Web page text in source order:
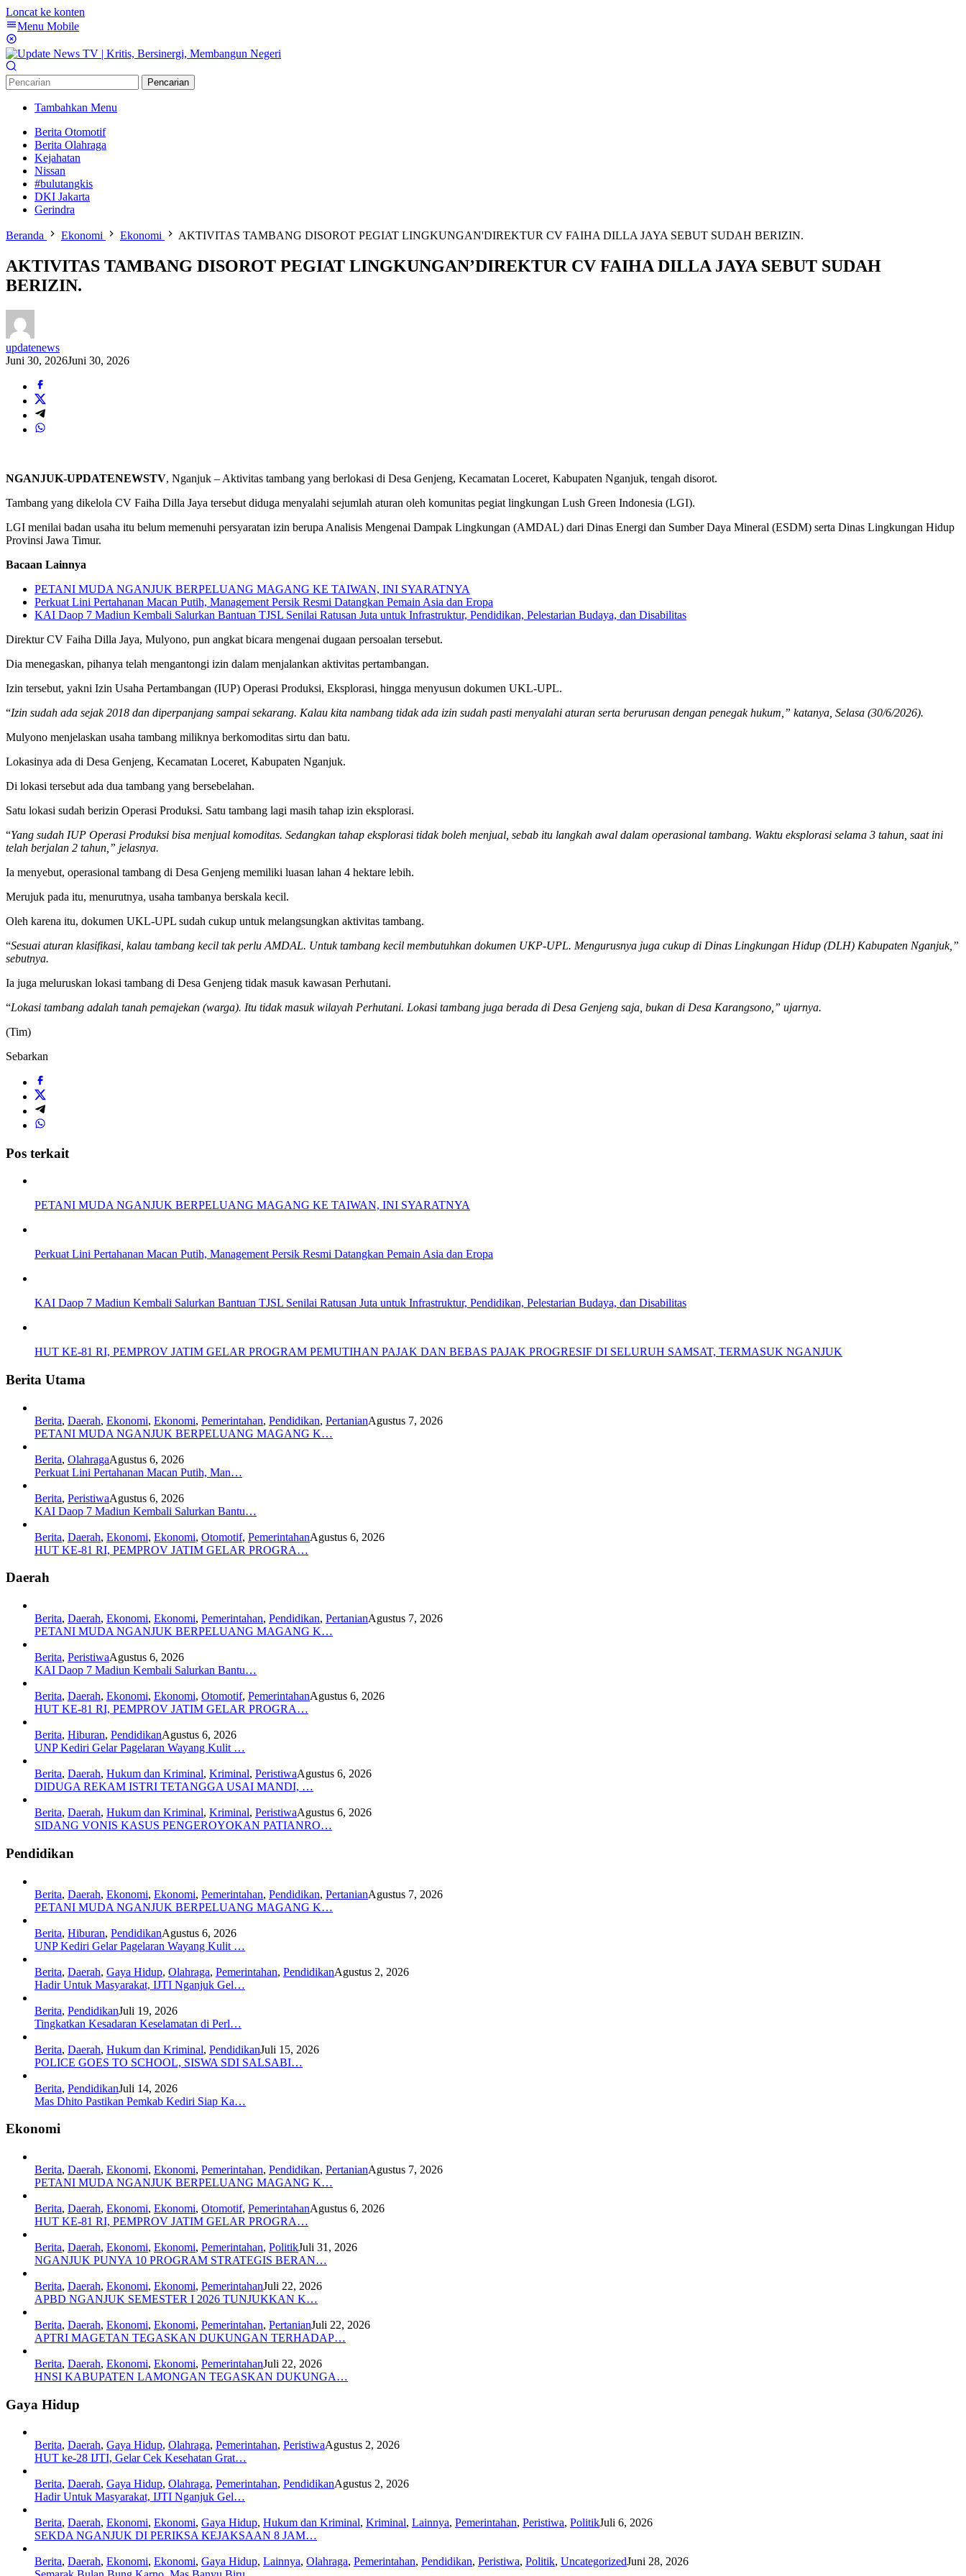
Loncat ke konten
Menu Mobile
Pencarian
Tambahkan Menu
Berita Otomotif
Berita Olahraga
Kejahatan
Nissan
#bulutangkis
DKI Jakarta
Gerindra
Beranda Ekonomi Ekonomi AKTIVITAS TAMBANG DISOROT PEGIAT LINGKUNGAN'DIREKTUR CV FAIHA DILLA JAYA SEBUT SUDAH BERIZIN.
AKTIVITAS TAMBANG DISOROT PEGIAT LINGKUNGAN’DIREKTUR CV FAIHA DILLA JAYA SEBUT SUDAH
BERIZIN.
updatenews
Juni 30, 2026Juni 30, 2026
NGANJUK-UPDATENEWSTV, Nganjuk – Aktivitas tambang yang berlokasi di Desa Genjeng, Kecamatan Loceret, Kabupaten Nganjuk, tengah disorot.
Tambang yang dikelola CV Faiha Dilla Jaya tersebut diduga menyalahi sejumlah aturan oleh komunitas pegiat lingkungan Lush Green Indonesia (LGI).
LGI menilai badan usaha itu belum memenuhi persyaratan izin berupa Analisis Mengenai Dampak Lingkungan (AMDAL) dari Dinas Energi dan Sumber Daya Mineral (ESDM) serta Dinas Lingkungan Hidup
Provinsi Jawa Timur.
Bacaan Lainnya
PETANI MUDA NGANJUK BERPELUANG MAGANG KE TAIWAN, INI SYARATNYA
Perkuat Lini Pertahanan Macan Putih, Management Persik Resmi Datangkan Pemain Asia dan Eropa
KAI Daop 7 Madiun Kembali Salurkan Bantuan TJSL Senilai Ratusan Juta untuk Infrastruktur, Pendidikan, Pelestarian Budaya, dan Disabilitas
Direktur CV Faiha Dilla Jaya, Mulyono, pun angkat bicara mengenai dugaan persoalan tersebut.
Dia menegaskan, pihanya telah mengantongi izin dalam menjalankan aktivitas pertambangan.
Izin tersebut, yakni Izin Usaha Pertambangan (IUP) Operasi Produksi, Eksplorasi, hingga menyusun dokumen UKL-UPL.
“Izin sudah ada sejak 2018 dan diperpanjang sampai sekarang. Kalau kita nambang tidak ada izin sudah pasti menyalahi aturan serta berurusan dengan penegak hukum,” katanya, Selasa (30/6/2026).
Mulyono menjelaskan usaha tambang miliknya berkomoditas sirtu dan batu.
Lokasinya ada di Desa Genjeng, Kecamatan Loceret, Kabupaten Nganjuk.
Di lokasi tersebut ada dua tambang yang bersebelahan.
Satu lokasi sudah berizin Operasi Produksi. Satu tambang lagi masih tahap izin eksplorasi.
“Yang sudah IUP Operasi Produksi bisa menjual komoditas. Sedangkan tahap eksplorasi tidak boleh menjual, sebab itu langkah awal dalam operasional tambang. Waktu eksplorasi selama 3 tahun, saat ini
telah berjalan 2 tahun,” jelasnya.
Ia menyebut, operasional tambang di Desa Genjeng memiliki luasan lahan 4 hektare lebih.
Merujuk pada itu, menurutnya, usaha tambanya berskala kecil.
Oleh karena itu, dokumen UKL-UPL sudah cukup untuk melangsungkan aktivitas tambang.
“Sesuai aturan klasifikasi, kalau tambang kecil tak perlu AMDAL. Untuk tambang kecil membutuhkan dokumen UKP-UPL. Mengurusnya juga cukup di Dinas Lingkungan Hidup (DLH) Kabupaten Nganjuk,”
sebutnya.
Ia juga meluruskan lokasi tambang di Desa Genjeng tidak masuk kawasan Perhutani.
“Lokasi tambang adalah tanah pemajekan (warga). Itu tidak masuk wilayah Perhutani. Lokasi tambang juga berada di Desa Genjeng saja, bukan di Desa Karangsono,” ujarnya.
(Tim)
Sebarkan
Pos terkait
PETANI MUDA NGANJUK BERPELUANG MAGANG KE TAIWAN, INI SYARATNYA
Perkuat Lini Pertahanan Macan Putih, Management Persik Resmi Datangkan Pemain Asia dan Eropa
KAI Daop 7 Madiun Kembali Salurkan Bantuan TJSL Senilai Ratusan Juta untuk Infrastruktur, Pendidikan, Pelestarian Budaya, dan Disabilitas
HUT KE-81 RI, PEMPROV JATIM GELAR PROGRAM PEMUTIHAN PAJAK DAN BEBAS PAJAK PROGRESIF DI SELURUH SAMSAT, TERMASUK NGANJUK
Berita Utama
Berita, Daerah, Ekonomi, Ekonomi, Pemerintahan, Pendidikan, PertanianAgustus 7, 2026
PETANI MUDA NGANJUK BERPELUANG MAGANG K…
Berita, OlahragaAgustus 6, 2026
Perkuat Lini Pertahanan Macan Putih, Man…
Berita, PeristiwaAgustus 6, 2026
KAI Daop 7 Madiun Kembali Salurkan Bantu…
Berita, Daerah, Ekonomi, Ekonomi, Otomotif, PemerintahanAgustus 6, 2026
HUT KE-81 RI, PEMPROV JATIM GELAR PROGRA…
Daerah
Berita, Daerah, Ekonomi, Ekonomi, Pemerintahan, Pendidikan, PertanianAgustus 7, 2026
PETANI MUDA NGANJUK BERPELUANG MAGANG K…
Berita, PeristiwaAgustus 6, 2026
KAI Daop 7 Madiun Kembali Salurkan Bantu…
Berita, Daerah, Ekonomi, Ekonomi, Otomotif, PemerintahanAgustus 6, 2026
HUT KE-81 RI, PEMPROV JATIM GELAR PROGRA…
Berita, Hiburan, PendidikanAgustus 6, 2026
UNP Kediri Gelar Pagelaran Wayang Kulit …
Berita, Daerah, Hukum dan Kriminal, Kriminal, PeristiwaAgustus 6, 2026
DIDUGA REKAM ISTRI TETANGGA USAI MANDI, …
Berita, Daerah, Hukum dan Kriminal, Kriminal, PeristiwaAgustus 6, 2026
SIDANG VONIS KASUS PENGEROYOKAN PATIANRO…
Pendidikan
Berita, Daerah, Ekonomi, Ekonomi, Pemerintahan, Pendidikan, PertanianAgustus 7, 2026
PETANI MUDA NGANJUK BERPELUANG MAGANG K…
Berita, Hiburan, PendidikanAgustus 6, 2026
UNP Kediri Gelar Pagelaran Wayang Kulit …
Berita, Daerah, Gaya Hidup, Olahraga, Pemerintahan, PendidikanAgustus 2, 2026
Hadir Untuk Masyarakat, IJTI Nganjuk Gel…
Berita, PendidikanJuli 19, 2026
Tingkatkan Kesadaran Keselamatan di Perl…
Berita, Daerah, Hukum dan Kriminal, PendidikanJuli 15, 2026
POLICE GOES TO SCHOOL, SISWA SDI SALSABI…
Berita, PendidikanJuli 14, 2026
Mas Dhito Pastikan Pemkab Kediri Siap Ka…
Ekonomi
Berita, Daerah, Ekonomi, Ekonomi, Pemerintahan, Pendidikan, PertanianAgustus 7, 2026
PETANI MUDA NGANJUK BERPELUANG MAGANG K…
Berita, Daerah, Ekonomi, Ekonomi, Otomotif, PemerintahanAgustus 6, 2026
HUT KE-81 RI, PEMPROV JATIM GELAR PROGRA…
Berita, Daerah, Ekonomi, Ekonomi, Pemerintahan, PolitikJuli 31, 2026
NGANJUK PUNYA 10 PROGRAM STRATEGIS BERAN…
Berita, Daerah, Ekonomi, Ekonomi, PemerintahanJuli 22, 2026
APBD NGANJUK SEMESTER I 2026 TUNJUKKAN K…
Berita, Daerah, Ekonomi, Ekonomi, Pemerintahan, PertanianJuli 22, 2026
APTRI MAGETAN TEGASKAN DUKUNGAN TERHADAP…
Berita, Daerah, Ekonomi, Ekonomi, PemerintahanJuli 22, 2026
HNSI KABUPATEN LAMONGAN TEGASKAN DUKUNGA…
Gaya Hidup
Berita, Daerah, Gaya Hidup, Olahraga, Pemerintahan, PeristiwaAgustus 2, 2026
HUT ke-28 IJTI, Gelar Cek Kesehatan Grat…
Berita, Daerah, Gaya Hidup, Olahraga, Pemerintahan, PendidikanAgustus 2, 2026
Hadir Untuk Masyarakat, IJTI Nganjuk Gel…
Berita, Daerah, Ekonomi, Ekonomi, Gaya Hidup, Hukum dan Kriminal, Kriminal, Lainnya, Pemerintahan, Peristiwa, PolitikJuli 6, 2026
SEKDA NGANJUK DI PERIKSA KEJAKSAAN 8 JAM…
Berita, Daerah, Ekonomi, Ekonomi, Gaya Hidup, Lainnya, Olahraga, Pemerintahan, Pendidikan, Peristiwa, Politik, UncategorizedJuni 28, 2026